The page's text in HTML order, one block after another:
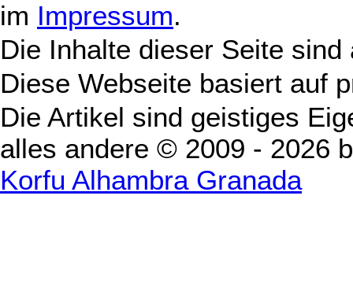
im Impressum.
Die Inhalte dieser Seite
Diese Webseite basiert auf
Die Artikel sind geistiges
alles andere © 2009 - 2026
Korfu Alhambra Granada